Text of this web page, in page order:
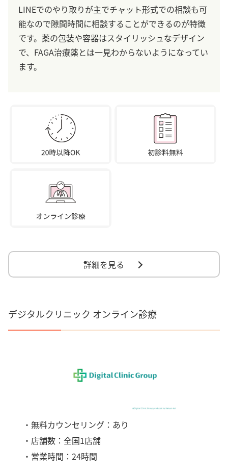
LINEでのやり取りが主でチャット形式での相談も可
能なので隙間時間に相談することができるのが特徴
です。薬の包装や容器はスタイリッシュなデザイン
で、FAGA治療薬とは一見わからないようになってい
ます。
詳細を見る
デジタルクリニック オンライン診療
・無料カウンセリング：あり
・店舗数：全国1店舗
・営業時間：24時間